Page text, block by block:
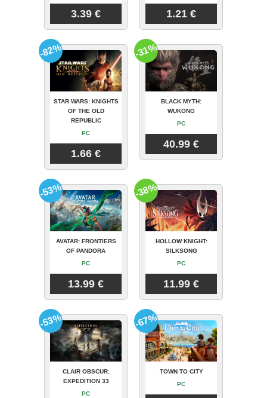
3.39 € 1.21 €
STAR WARS: KNIGHTS
OF THE OLD
REPUBLIC
PC
1.66 €
-82%
BLACK MYTH:
WUKONG
PC
40.99 €
-31%
AVATAR: FRONTIERS
OF PANDORA
PC
13.99 €
-53%
HOLLOW KNIGHT:
SILKSONG
PC
11.99 €
-38%
CLAIR OBSCUR:
EXPEDITION 33
PC
-53%
TOWN TO CITY
PC
-67%